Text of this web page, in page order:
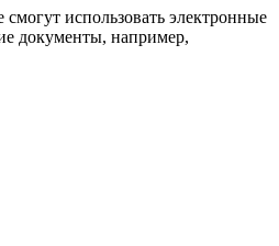
использовать электронные
документы, например,